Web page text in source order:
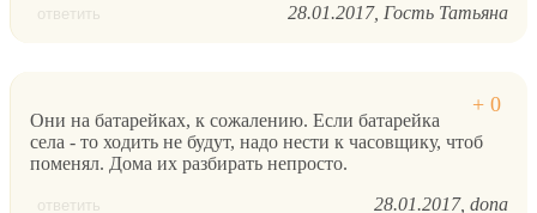
ответить 28.01.2017 Гость Татьяна
Они на батарейках, к сожалению. Если батарейка
села - то ходить не будут, надо нести к часовщику, чтоб
поменял. Дома их разбирать непросто.
ответить 28.01.2017 dona